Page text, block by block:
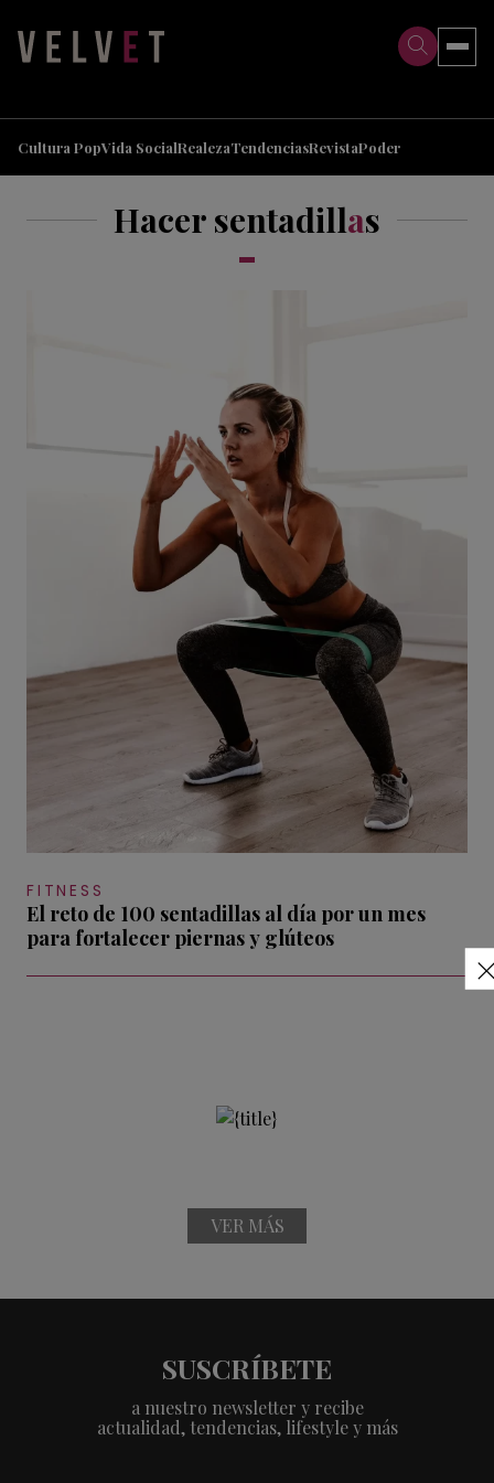
Cultura PopVida SocialRealezaTendenciasRevistaPoder
Hacer sentadillas
FITNESS
El reto de 100 sentadillas al día por un mes
para fortalecer piernas y glúteos
VER MÁS
SUSCRÍBETE
a nuestro newsletter y recibe
actualidad, tendencias, lifestyle y más